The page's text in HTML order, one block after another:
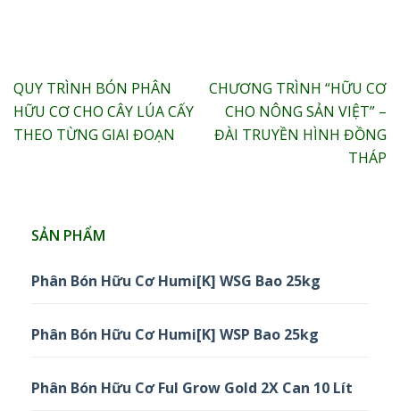
Điều
hướng
bài
QUY TRÌNH BÓN PHÂN
HỮU CƠ CHO CÂY LÚA CẤY
THEO TỪNG GIAI ĐOẠN
CHƯƠNG TRÌNH “HỮU CƠ
CHO NÔNG SẢN VIỆT” –
ĐÀI TRUYỀN HÌNH ĐỒNG
THÁP
SẢN PHẨM
Phân Bón Hữu Cơ Humi[K] WSG Bao 25kg
Phân Bón Hữu Cơ Humi[K] WSP Bao 25kg
Phân Bón Hữu Cơ Ful Grow Gold 2X Can 10 Lít